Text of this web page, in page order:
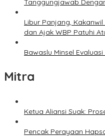
Tanggungjawab
Libur Panjang,
dan Ajak WBP Patuhi
Bawaslu Minsel
Mitra
Ketua Aliansi Suak:
Pencak Perayaan